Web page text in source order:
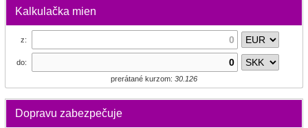
Kalkulačka mien
z:
do:
prerátané kurzom: 30.126
Dopravu zabezpečuje